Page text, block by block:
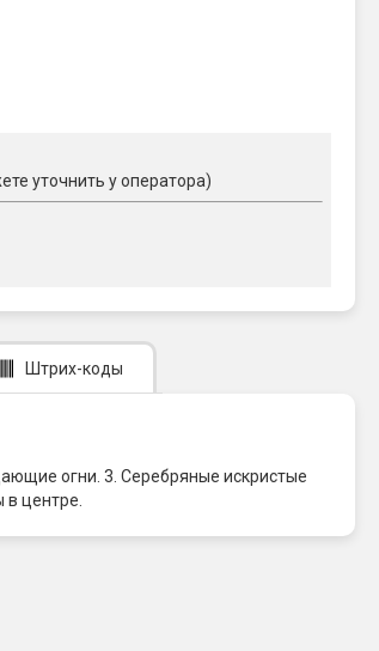
уточнить у оператора)
Штрих-коды
огни. 3. Серебряные искристые
центре.